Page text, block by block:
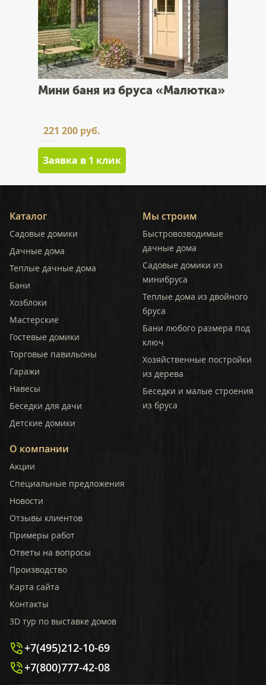
Мини баня из бруса «Малютка»
221 200 руб.
Заявка в 1 клик
Каталог
Садовые домики
Дачные дома
Теплые дачные дома
Бани
Хозблоки
Мастерские
Гостевые домики
Торговые павильоны
Гаражи
Навесы
Беседки для дачи
Детские домики
Мы строим
Быстровозводимые
дачные дома
Садовые домики из
минибруса
Теплые дома из двойного
бруса
Бани любого размера под
ключ
Хозяйственные постройки
из дерева
Беседки и малые строения
из бруса
О компании
Акции
Специальные предложения
Новости
Отзывы клиентов
Примеры работ
Ответы на вопросы
Производство
Карта сайта
Контакты
3D тур по выставке домов
+7(495)212-10-69
+7(800)777-42-08